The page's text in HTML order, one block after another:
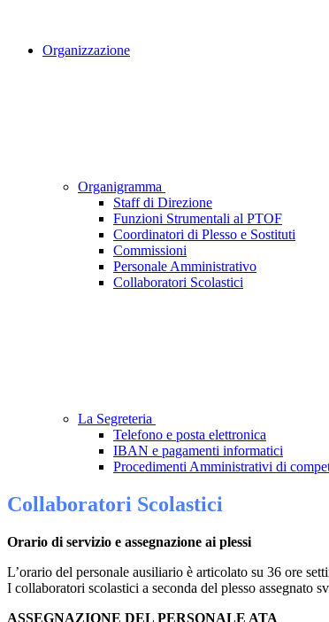
Organizzazione
Organigramma
Staff di Direzione
Funzioni Strumentali al PTOF
Coordinatori di Plesso e Sostituti
Commissioni
Personale Amministrativo
Collaboratori Scolastici
La Segreteria
Telefono e posta elettronica
IBAN e pagamenti informatici
Procedimenti Amministrativi di
Collaboratori Scolastici
Orario di servizio e assegnazione ai plessi
L’orario del personale ausiliario è articolato su 36 ore
I collaboratori scolastici a seconda del plesso assegnato
ASSEGNAZIONE DEL PERSONALE ATA